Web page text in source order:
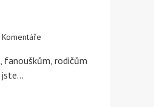
fanouškům, rodičům
jste…